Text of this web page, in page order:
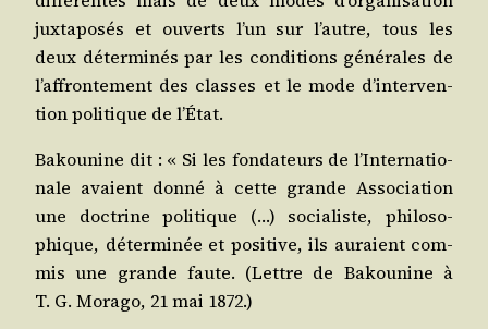
jux­ta­po­sés et ouverts l’un sur l’autre, tous les
deux déter­mi­nés par les condi­tions géné­rales de
l’af­fron­te­ment des classes et le mode d’in­ter­ven­
tion poli­tique de l’État.
Bakou­nine dit : « Si les fon­da­teurs de l’In­ter­na­tio­
nale avaient don­né à cette grande Asso­cia­tion
une doc­trine poli­tique (…) socia­liste, phi­lo­so­
phique, déter­mi­née et posi­tive, ils auraient com­
mis une grande faute. (Lettre de Bakou­nine à
T. G. Mora­go, 21 mai 1872.)